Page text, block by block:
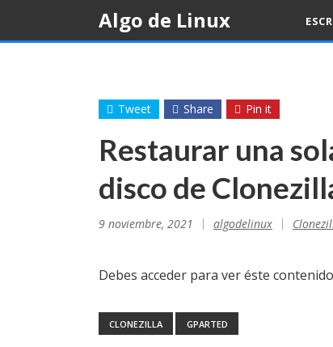
content
Algo de Linux
Tweet Share Pin it
Restaurar una
disco de
9 noviembre, 2021 algodelinux
Debes acceder para ver éste
CLONEZILLA GPARTED